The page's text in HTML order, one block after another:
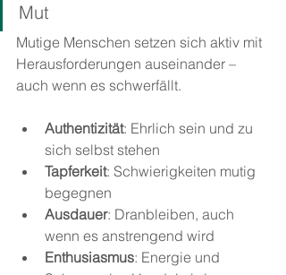
Mut
Mutige Menschen setzen sich aktiv mit
Herausforderungen auseinander –
auch wenn es schwerfällt.
Authentizität: Ehrlich sein und zu
sich selbst stehen
Tapferkeit: Schwierigkeiten mutig
begegnen
Ausdauer: Dranbleiben, auch
wenn es anstrengend wird
Enthusiasmus: Energie und